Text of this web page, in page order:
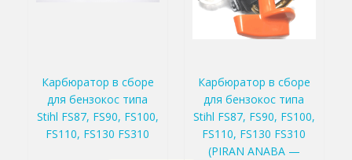
Карбюратор в сборе
для бензокос типа
Stihl FS87, FS90, FS100,
FS110, FS130 FS310
Карбюратор в сборе
для бензокос типа
Stihl FS87, FS90, FS100,
FS110, FS130 FS310
(PIRAN ANABA —